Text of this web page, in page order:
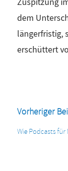
dem
längerfristig,
erschüttert
Vorheriger
Wie Podcasts